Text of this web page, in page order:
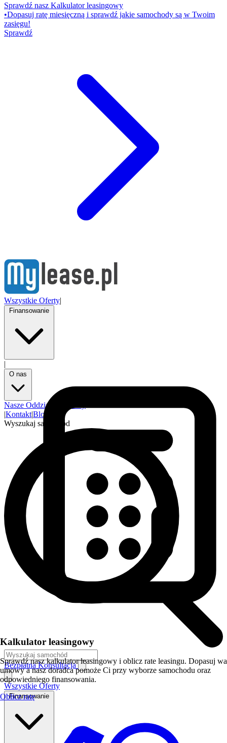
Sprawdź nasz Kalkulator leasingowy
•Dopasuj ratę miesięczną i sprawdź jakie samochody są w Twoim
zasięgu!
Sprawdź
Wszystkie Oferty|
|
Nasze Oddziały
|Kontakt|Blog
Wyszukaj samochód
Bezpłatna Konsultacja
Wszystkie Oferty
Finansowanie
Kalkulator leasingowy
Sprawdź nasz kalkulator leasingowy i oblicz rate leasingu. Dopasuj
umowy a nasz doradca pomoże Ci przy wyborze samochodu oraz
odpowiedniego finansowania.
Oblicz ratę